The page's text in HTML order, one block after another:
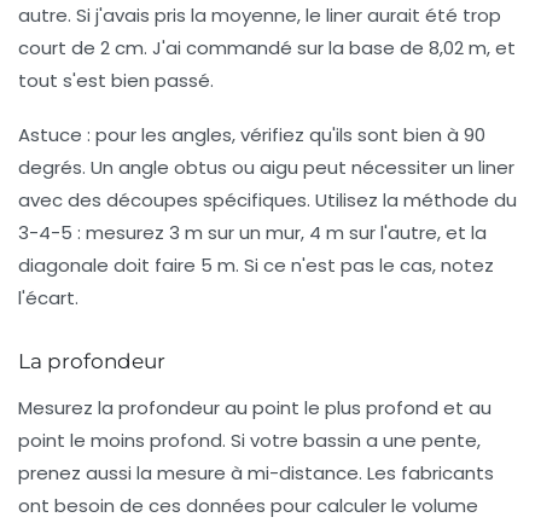
autre. Si j'avais pris la moyenne, le liner aurait été trop
court de 2 cm. J'ai commandé sur la base de 8,02 m, et
tout s'est bien passé.
Astuce : pour les angles, vérifiez qu'ils sont bien à 90
degrés. Un angle obtus ou aigu peut nécessiter un liner
avec des découpes spécifiques. Utilisez la méthode du
3-4-5 : mesurez 3 m sur un mur, 4 m sur l'autre, et la
diagonale doit faire 5 m. Si ce n'est pas le cas, notez
l'écart.
La profondeur
Mesurez la profondeur au point le plus profond et au
point le moins profond. Si votre bassin a une pente,
prenez aussi la mesure à mi-distance. Les fabricants
ont besoin de ces données pour calculer le volume